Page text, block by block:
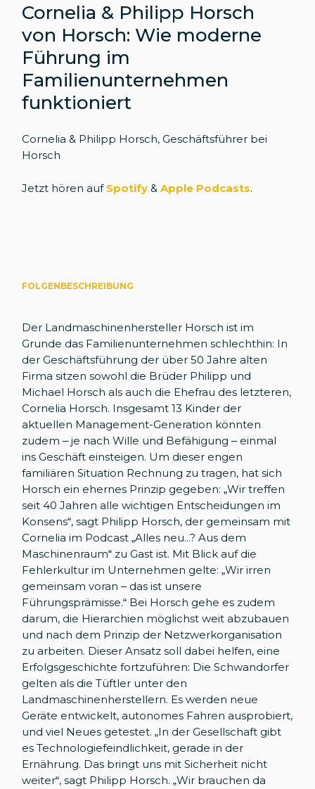
Cornelia & Philipp Horsch
von Horsch: Wie moderne
Führung im
Familienunternehmen
funktioniert
Cornelia & Philipp Horsch, Geschäftsführer bei
Horsch
Jetzt hören auf Spotify &Apple Podcasts.
FOLGENBESCHREIBUNG
Der Landmaschinenhersteller Horsch ist im
Grunde das Familienunternehmen schlechthin: In
der Geschäftsführung der über 50 Jahre alten
Firma sitzen sowohl die Brüder Philipp und
Michael Horsch als auch die Ehefrau des letzteren,
Cornelia Horsch. Insgesamt 13 Kinder der
aktuellen Management-Generation könnten
zudem – je nach Wille und Befähigung – einmal
ins Geschäft einsteigen. Um dieser engen
familiären Situation Rechnung zu tragen, hat sich
Horsch ein ehernes Prinzip gegeben: „Wir treffen
seit 40 Jahren alle wichtigen Entscheidungen im
Konsens“, sagt Philipp Horsch, der gemeinsam mit
Cornelia im Podcast „Alles neu...? Aus dem
Maschinenraum“ zu Gast ist. Mit Blick auf die
Fehlerkultur im Unternehmen gelte: „Wir irren
gemeinsam voran – das ist unsere
Führungsprämisse.“ Bei Horsch gehe es zudem
darum, die Hierarchien möglichst weit abzubauen
und nach dem Prinzip der Netzwerkorganisation
zu arbeiten. Dieser Ansatz soll dabei helfen, eine
Erfolgsgeschichte fortzuführen: Die Schwandorfer
gelten als die Tüftler unter den
Landmaschinenherstellern. Es werden neue
Geräte entwickelt, autonomes Fahren ausprobiert,
und viel Neues getestet. „In der Gesellschaft gibt
es Technologiefeindlichkeit, gerade in der
Ernährung. Das bringt uns mit Sicherheit nicht
weiter“, sagt Philipp Horsch. „Wir brauchen da